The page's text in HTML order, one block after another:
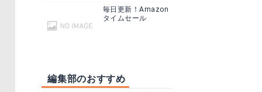
毎日更新！Amazon
タイムセール
編集部のおすすめ